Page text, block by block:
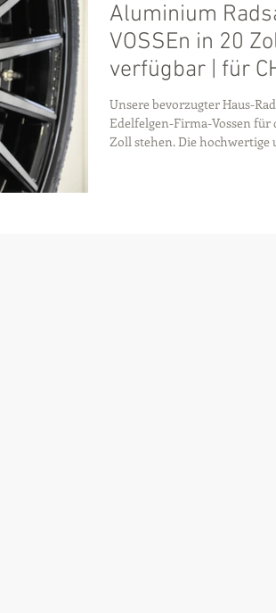
Aluminium
VOSSEn in 20 Zoll | ab
verfügbar | für
Unsere bevorzugter Haus-
Edelfelgen-Firma-Vossen für
Zoll stehen. Die hochwertige